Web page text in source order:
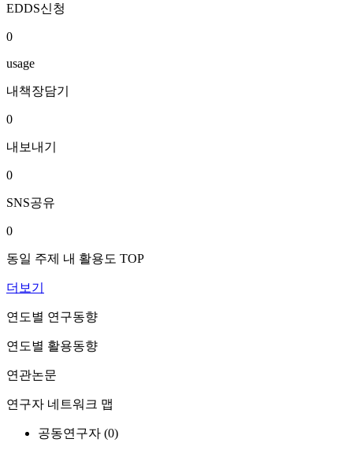
EDDS신청
0
usage
내책장담기
0
내보내기
0
SNS공유
0
동일 주제 내 활용도 TOP
더보기
연도별 연구동향
연도별 활용동향
연관논문
연구자 네트워크 맵
공동연구자 (0)